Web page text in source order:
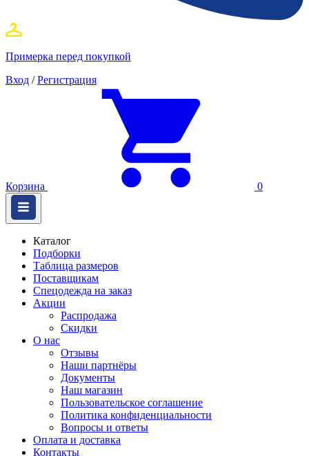
Примерка перед покупкой
Вход / Регистрация
Корзина 0
Каталог
Подборки
Таблица размеров
Поставщикам
Спецодежда на заказ
Акции
Распродажа
Скидки
О нас
Отзывы
Наши партнёры
Документы
Наш магазин
Пользовательское соглашение
Политика конфиденциальности
Вопросы и ответы
Оплата и доставка
Контакты